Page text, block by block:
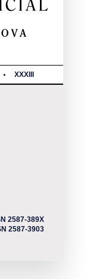
XXXIII
2587-389X
2587-3903